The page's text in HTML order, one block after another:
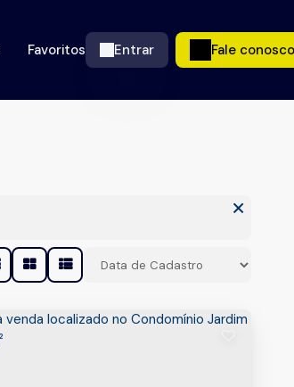
Fale conosco
Entrar
Favoritos